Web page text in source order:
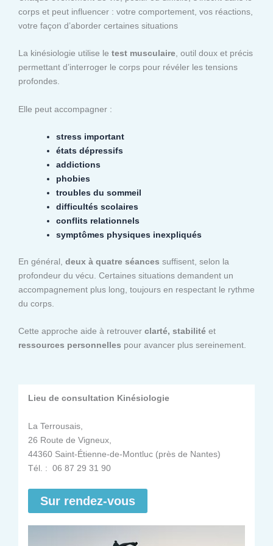
corps et peut influencer : votre comportement, vos réactions,
votre façon d’aborder certaines situations
La kinésiologie utilise le test musculaire, outil doux et précis
permettant d’interroger le corps pour révéler les tensions
profondes.
Elle peut accompagner :
stress important
états dépressifs
addictions
phobies
troubles du sommeil
difficultés scolaires
conflits relationnels
symptômes physiques inexpliqués
En général, deux à quatre séances suffisent, selon la
profondeur du vécu. Certaines situations demandent un
accompagnement plus long, toujours en respectant le rythme
du corps.
Cette approche aide à retrouver clarté, stabilité et
ressources personnelles pour avancer plus sereinement.
Lieu de consultation Kinésiologie
La Terrousais,
26 Route de Vigneux,
44360 Saint-Étienne-de-Montluc (près de Nantes)
Tél. : 06 87 29 31 90
Sur rendez-vous